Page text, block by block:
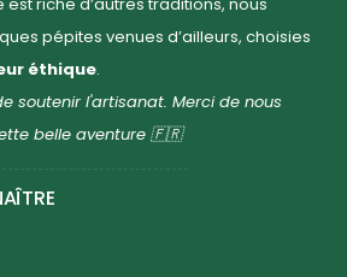
riche d’autres traditions, nous
pépites venues d’ailleurs, choisies
éthique.
soutenir l'artisanat. Merci de nous
belle aventure 🇫🇷